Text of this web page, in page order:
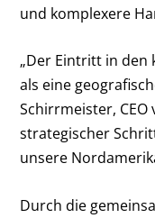
und komplexere
„Der Eintritt in den
als eine
Schirrmeister, CEO
strategischer
unsere
Durch die